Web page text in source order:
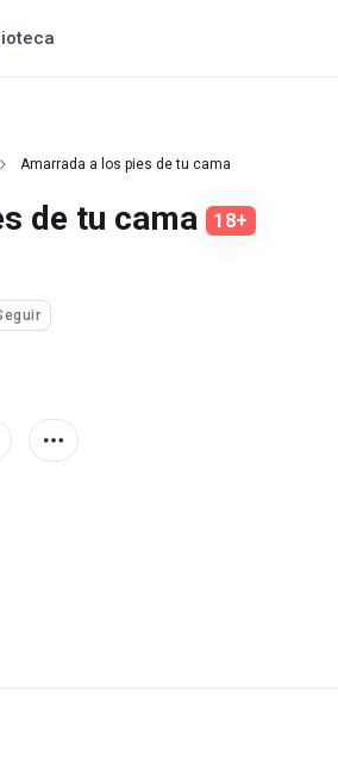
Amarrada a los pies de tu cama
de tu cama
18+